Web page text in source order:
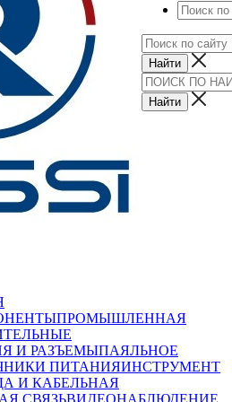
ПРОМЫШЛЕННАЯ
И РАЗЪЕМЫПАЯЛЬНОЕ
ПИТАНИЯИНСТРУМЕНТ
И КАБЕЛЬНАЯ
СВЯЗЬВИДЕОНАБЛЮДЕНИЕ